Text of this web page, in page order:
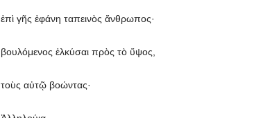
ἐπὶ γῆς ἐφάνη ταπεινὸς ἄνθρωπος·
βουλόμενος ἑλκύσαι πρὸς τὸ ὕψος,
τοὺς αὐτῷ βοώντας·